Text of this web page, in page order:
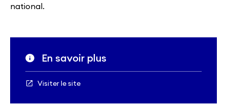
national.
En savoir plus
Visiter le site